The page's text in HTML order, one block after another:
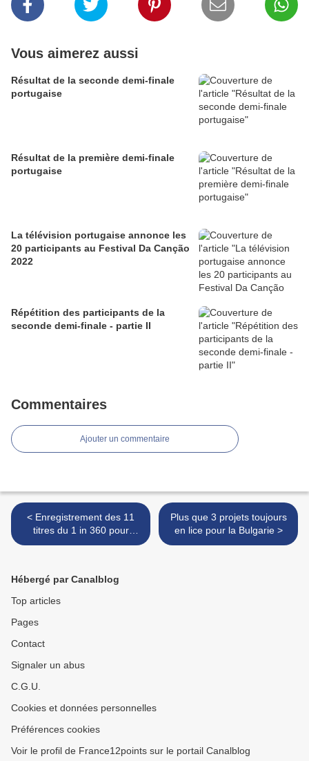
Vous aimerez aussi
Résultat de la seconde demi-finale
portugaise
Résultat de la première demi-finale
portugaise
La télévision portugaise annonce les
20 participants au Festival Da Canção
2022
Répétition des participants de la
seconde demi-finale - partie II
Commentaires
Ajouter un commentaire
< Enregistrement des 11
titres du 1 in 360 pour
sélectionner le représentant
Plus que 3 projets toujours
en lice pour la Bulgarie >
Hébergé par Canalblog
Top articles
Pages
Contact
Signaler un abus
C.G.U.
Cookies et données personnelles
Préférences cookies
Voir le profil de France12points sur le portail Canalblog